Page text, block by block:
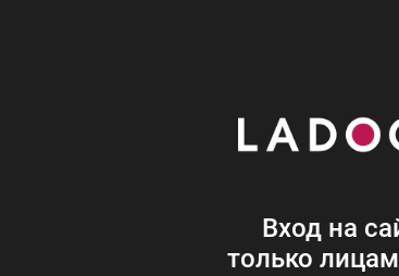
Вход на
только
коллекция Графин Яйцо (сапфир) в